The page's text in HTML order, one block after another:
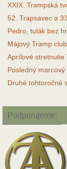
XXIX. Trampská
52. Trapsavec a
Pedro, tulák bez
Májový Tramp club
Aprílové stretnutie
Posledný
Druhé tohtoročné
Podporujeme: